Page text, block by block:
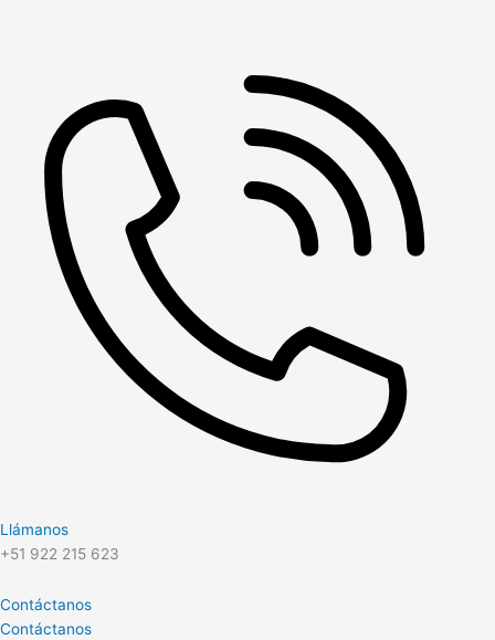
Llámanos
+51 922 215 623
Contáctanos
Contáctanos